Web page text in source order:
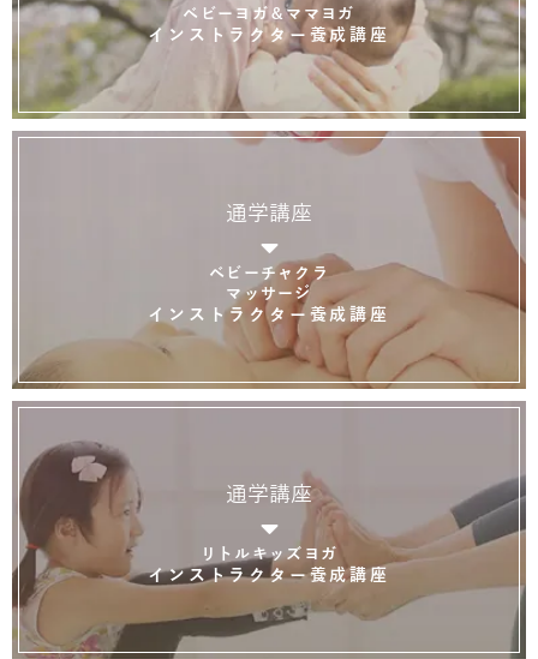
ベビーヨガ＆ママヨガ
インストラクター養成講座
通学講座
ベビーチャクラ
マッサージ
インストラクター養成講座
通学講座
リトルキッズヨガ
インストラクター養成講座